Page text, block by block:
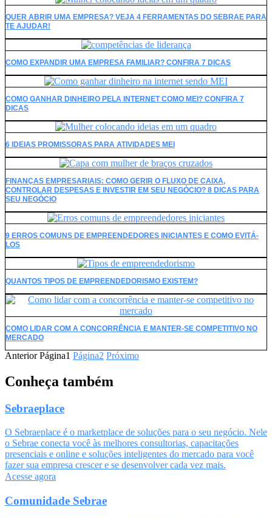
QUER ABRIR UMA EMPRESA? VEJA 4 FERRAMENTAS DO SEBRAE PARA
TE AJUDAR!
COMO EXPANDIR UMA EMPRESA FAMILIAR? CONFIRA 7 DICAS
COMO GANHAR DINHEIRO PELA INTERNET COMO MEI? CONFIRA 7
DICAS
6 IDEIAS PROMISSORAS PARA ATIVIDADES MEI
FINANÇAS EMPRESARIAIS: COMO GERIR O FLUXO DE CAIXA,
CONTROLAR DESPESAS E INVESTIR EM SEU NEGÓCIO? 8 DICAS PARA
SEU NEGÓCIO
9 ERROS COMUNS DE EMPREENDEDORES INICIANTES E COMO EVITÁ-
LOS
QUANTOS TIPOS DE EMPREENDEDORISMO EXISTEM?
COMO LIDAR COM A CONCORRÊNCIA E MANTER-SE COMPETITIVO NO
MERCADO
Anterior Página1 Página2 Próximo
Conheça também
Sebraeplace
O Sebraeplace é o marketplace de soluções para o seu negócio. Nele
o Sebrae conecta você às melhores consultorias, capacitações
presenciais e online e soluções inteligentes do mercado para você
fazer sua empresa crescer e se desenvolver cada vez mais.
Acesse agora
Comunidade Sebrae